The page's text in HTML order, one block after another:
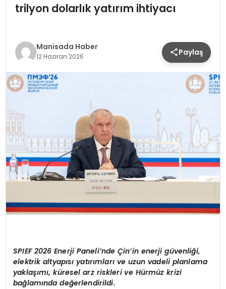
GÜNDEM
MAGAZIN
SIYASET
TEKNOLOJI
YAŞAM
trilyon dolarlık yatırım ihtiyacı
Manisada Haber
12 Haziran 2026 Paylaş
SPIEF 2026 Enerji Paneli’nde Çin’in enerji güvenliği,
elektrik altyapısı yatırımları ve uzun vadeli planlama
yaklaşımı, küresel arz riskleri ve Hürmüz krizi
bağlamında değerlendirildi.